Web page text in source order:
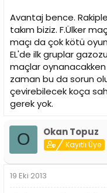
Avantaj bence.
takım biziz. F.Ülker
maçı da çok kötü
EL'de ilk gruplar
maçlar
zaman bu da sorun
çevirebilecek koça
gerek yok.
O Okan Topuz
Kayıtlı Üye
19 Eki 2013